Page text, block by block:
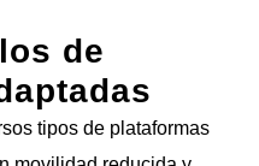
de
tipos de plataformas